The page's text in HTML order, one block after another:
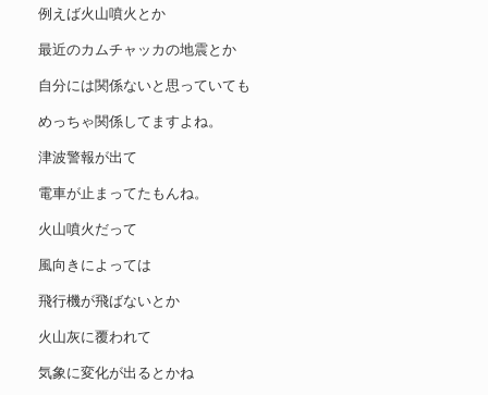
例えば火山噴火とか
最近のカムチャッカの地震とか
自分には関係ないと思っていても
めっちゃ関係してますよね。
津波警報が出て
電車が止まってたもんね。
火山噴火だって
風向きによっては
飛行機が飛ばないとか
火山灰に覆われて
気象に変化が出るとかね